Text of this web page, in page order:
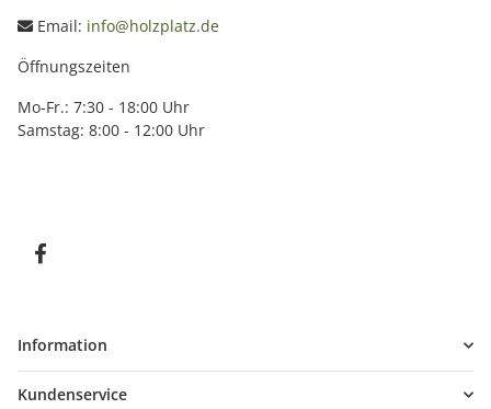
Email: info@holzplatz.de
Öffnungszeiten
Mo-Fr.: 7:30 - 18:00 Uhr
Samstag: 8:00 - 12:00 Uhr
Information
Kundenservice